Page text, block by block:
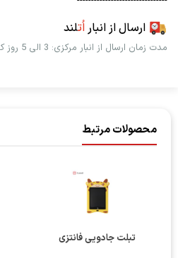
ارسال از انباراُتلند
مدت زمان ارسال از انبار مرکزی: 3 الی 5 روز کاری
محصولات مرتبط
تبلت جادویی فانتزی